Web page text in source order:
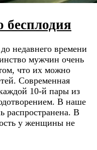
бесплодия
недавнего времени
мужчин очень
что их можно
Современная
10-й пары из
В наше
распространена. В
у женщины не